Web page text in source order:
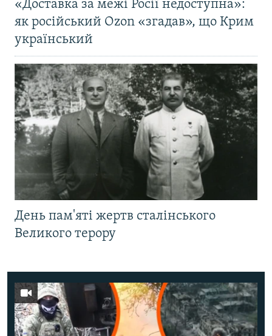
«Доставка за межі Росії недоступна»:
як російський Ozon «згадав», що Крим
український
День пам'яті жертв сталінського
Великого терору